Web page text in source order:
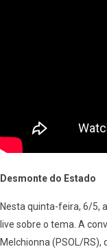
Desmonte do Estado
Nesta quinta-feira, 6/5,
live sobre o tema. A
Melchionna (PSOL/